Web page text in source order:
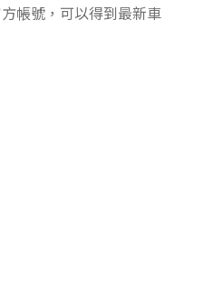
帳號，可以得到最新車